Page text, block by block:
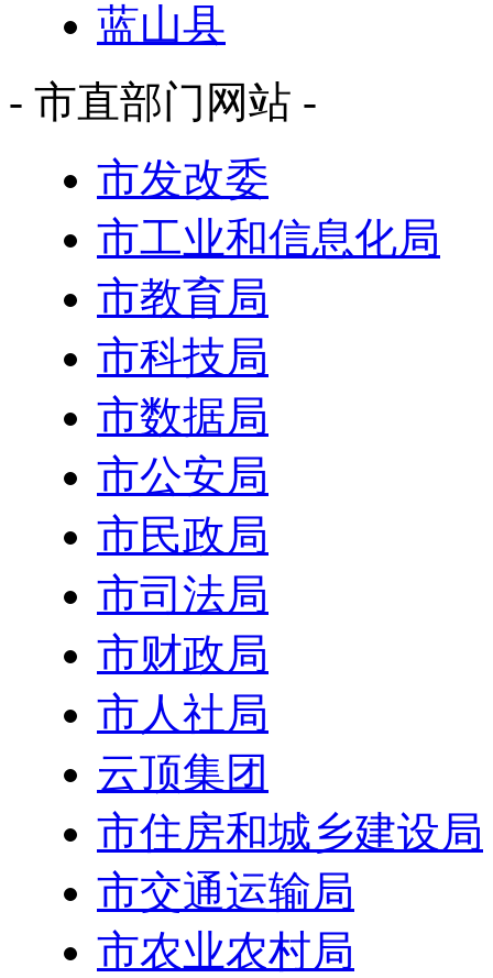
蓝山县
- 市直部门网站 -
市发改委
市工业和信息化局
市教育局
市科技局
市数据局
市公安局
市民政局
市司法局
市财政局
市人社局
云顶集团
市住房和城乡建设局
市交通运输局
市农业农村局